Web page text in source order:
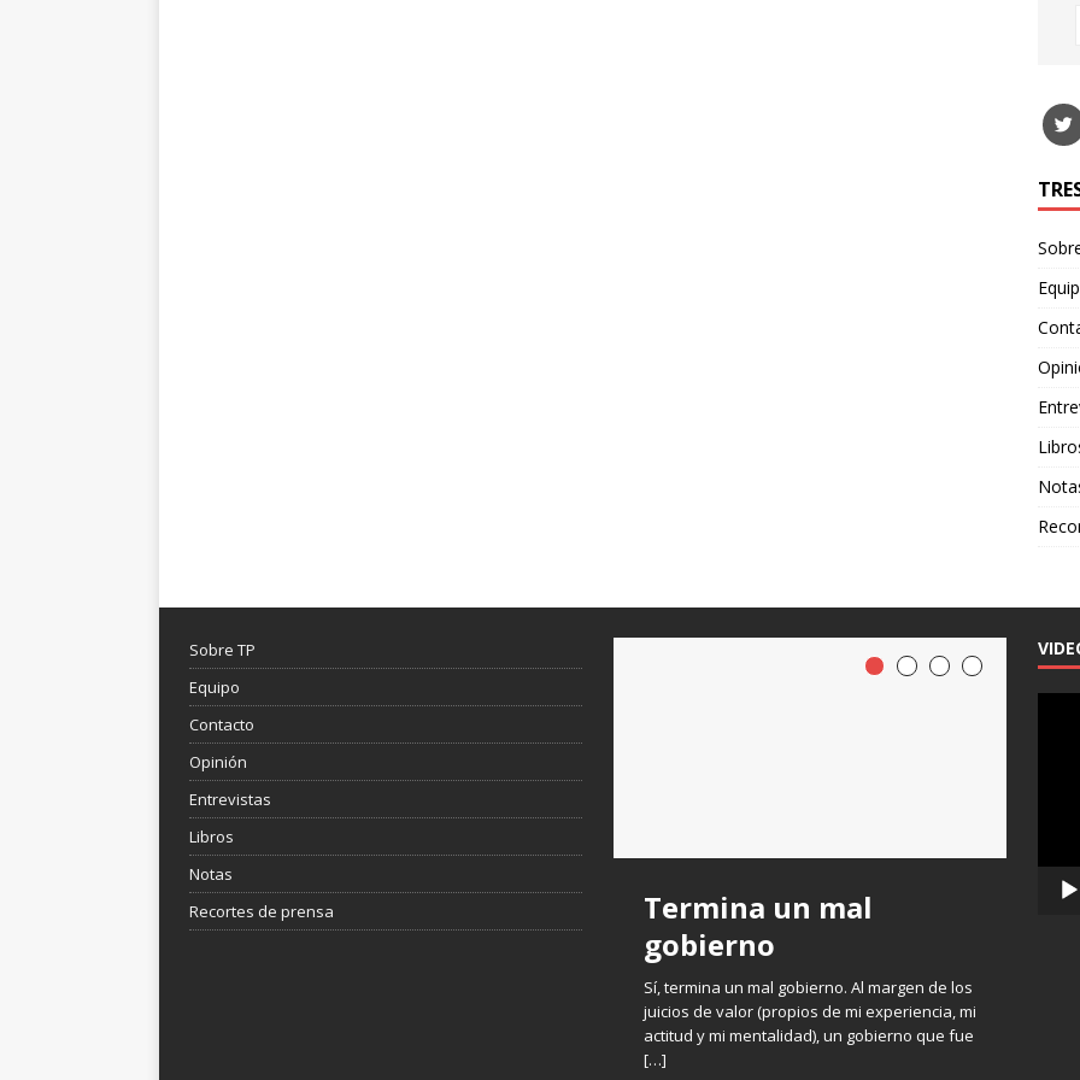
Sobre TP
Equipo
Contacto
Opinión
Entrevistas
Libros
Notas
Recortes de prensa
Termina un mal
gobierno
Sí, termina un mal gobierno. Al margen de los
juicios de valor (propios de mi experiencia, mi
actitud y mi mentalidad), un gobierno que fue
[…]